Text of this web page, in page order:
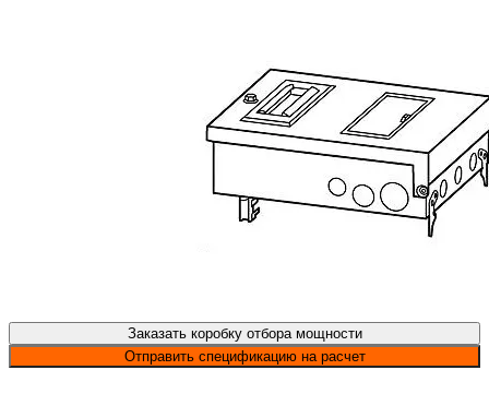
Заказать коробку отбора мощности
Отправить спецификацию на расчет